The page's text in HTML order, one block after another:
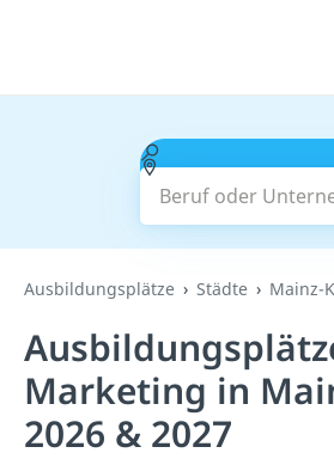
Beruf oder
Ausbildungsplätze Städte Mainz-
Marketing in
2026 & 2027